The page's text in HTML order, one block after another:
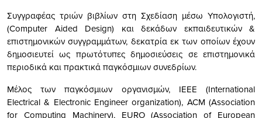
Συγγραφέας τριών βιβλίων στη Σχεδίαση μέσω Υπολογιστή,
(Computer Aided Design) και δεκάδων εκπαιδευτικών &
επιστημονικών συγγραμμάτων, δεκατρία εκ των οποίων έχουν
δημοσιευτεί ως πρωτότυπες δημοσιεύσεις σε επιστημονικά
περιοδικά και πρακτικά παγκόσμιων συνεδρίων.
Μέλος των παγκόσμιων οργανισμών, IEEE (International
Electrical & Electronic Engineer organization), ACM (Association
for Computing Machinery), EURO(Association of European